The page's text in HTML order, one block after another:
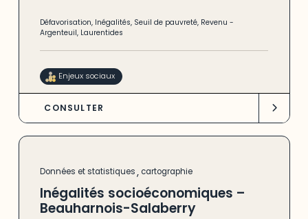
Défavorisation, Inégalités, Seuil de pauvreté, Revenu -
Argenteuil, Laurentides
Enjeux sociaux
CONSULTER
Données et statistiques, cartographie
Inégalités socioéconomiques –
Beauharnois-Salaberry